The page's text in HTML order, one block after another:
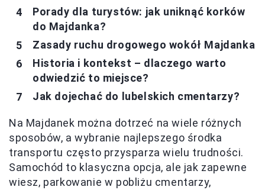
Porady dla turystów: jak uniknąć korków
do Majdanka?
Zasady ruchu drogowego wokół Majdanka
Historia i kontekst – dlaczego warto
odwiedzić to miejsce?
Jak dojechać do lubelskich cmentarzy?
Na Majdanek można dotrzeć na wiele różnych
sposobów, a wybranie najlepszego środka
transportu często przysparza wielu trudności.
Samochód to klasyczna opcja, ale jak zapewne
wiesz, parkowanie w pobliżu cmentarzy,